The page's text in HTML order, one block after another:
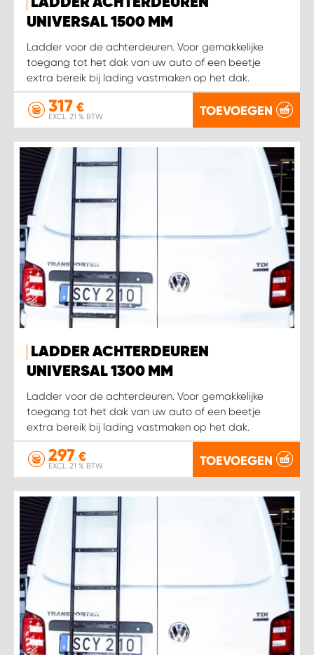
UNIVERSAL 1500 MM
Ladder voor de achterdeuren. Voor gemakkelijke
toegang tot het dak van uw auto of een beetje
extra bereik bij lading vastmaken op het dak.
317 €
EXCL. 21 % BTW TOEVOEGEN
LADDER ACHTERDEUREN
UNIVERSAL 1300 MM
Ladder voor de achterdeuren. Voor gemakkelijke
toegang tot het dak van uw auto of een beetje
extra bereik bij lading vastmaken op het dak.
297 €
EXCL. 21 % BTW TOEVOEGEN